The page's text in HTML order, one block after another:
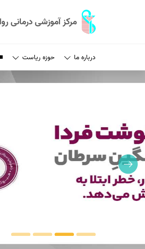
مرکز آموزشی درمانی
درباره ما حوزه ریاست